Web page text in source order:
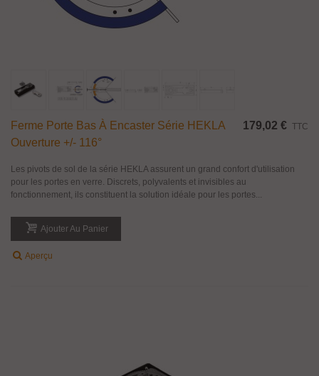
Ferme Porte Bas À Encaster Série HEKLA
Ouverture +/- 116°
179,02 € TTC
Les pivots de sol de la série HEKLA assurent un grand confort d'utilisation
pour les portes en verre. Discrets, polyvalents et invisibles au
fonctionnement, ils constituent la solution idéale pour les portes...
Ajouter Au Panier
Aperçu